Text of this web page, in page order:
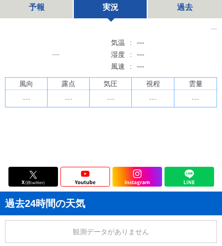
予報 実況 過去
---
---
気温 : ---
湿度 : ---
風速 : ---
風向 露点 気圧 視程
雲量
---
--- --- --- ---
過去24時間の天気
観測データがありません